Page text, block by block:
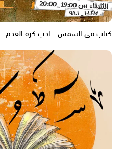
كتاب في الشمس - ادب كرة القدم - 30.06.2026